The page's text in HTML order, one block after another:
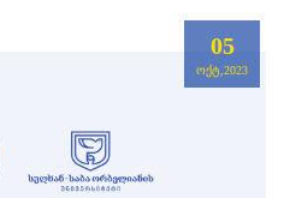
05
ᲝᲥᲢ,2023